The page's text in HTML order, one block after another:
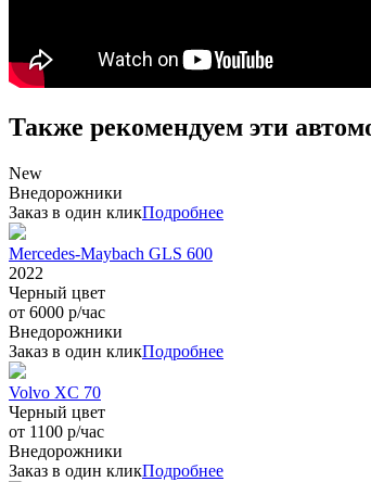
Также рекомендуем эти
New
Внедорожники
Заказ в один кликПодробнее
Mercedes-Maybach GLS 600
2022
Черный цвет
от 6000 р/час
Внедорожники
Заказ в один кликПодробнее
Volvo XC 70
Черный цвет
от 1100 р/час
Внедорожники
Заказ в один кликПодробнее